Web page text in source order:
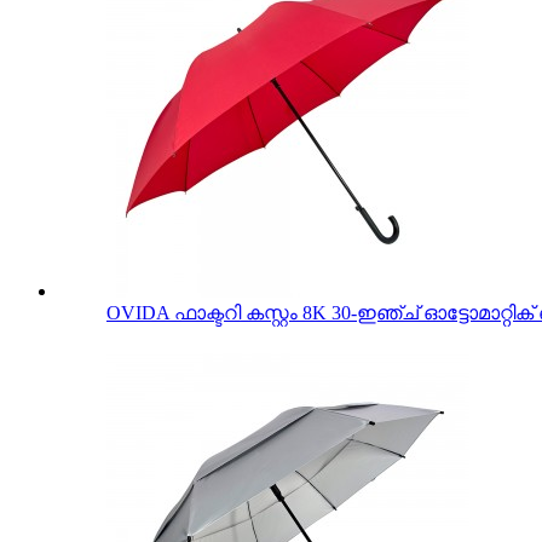
OVIDA ഫാക്ടറി കസ്റ്റം 8K 30-ഇഞ്ച്